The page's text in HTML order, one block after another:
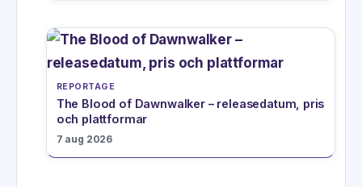
REPORTAGE
The Blood of Dawnwalker – releasedatum, pris
och plattformar
7 aug 2026